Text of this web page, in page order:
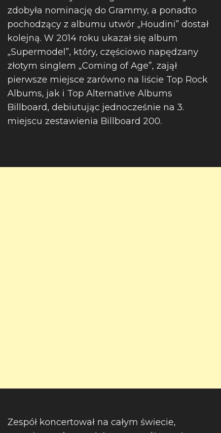
zdobyła nominację do Grammy, a ponadto
pochodzący z albumu utwór „Houdini” dostał
kolejną. W 2014 roku ukazał się album
„Supermodel”, który, częściowo napędzany
złotym singlem „Coming of Age”, zajął
pierwsze miejsce zarówno na liście Top Rock
Albums, jak i Top Alternative Albums
Billboard, debiutując jednocześnie na 3.
miejscu zestawienia Billboard 200.
Zespół koncertował na całym świecie,